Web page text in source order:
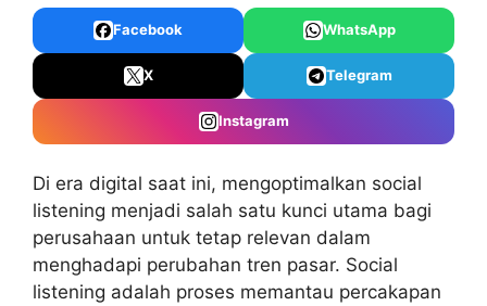
Facebook WhatsApp
X Telegram
Instagram
Di era digital saat ini, mengoptimalkan social
listening menjadi salah satu kunci utama bagi
perusahaan untuk tetap relevan dalam
menghadapi perubahan tren pasar. Social
listening adalah proses memantau percakapan